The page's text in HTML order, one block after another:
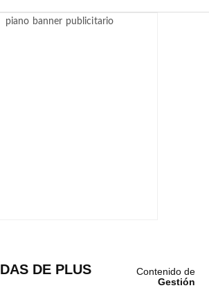
DE PLUS
Contenido de
Gestión